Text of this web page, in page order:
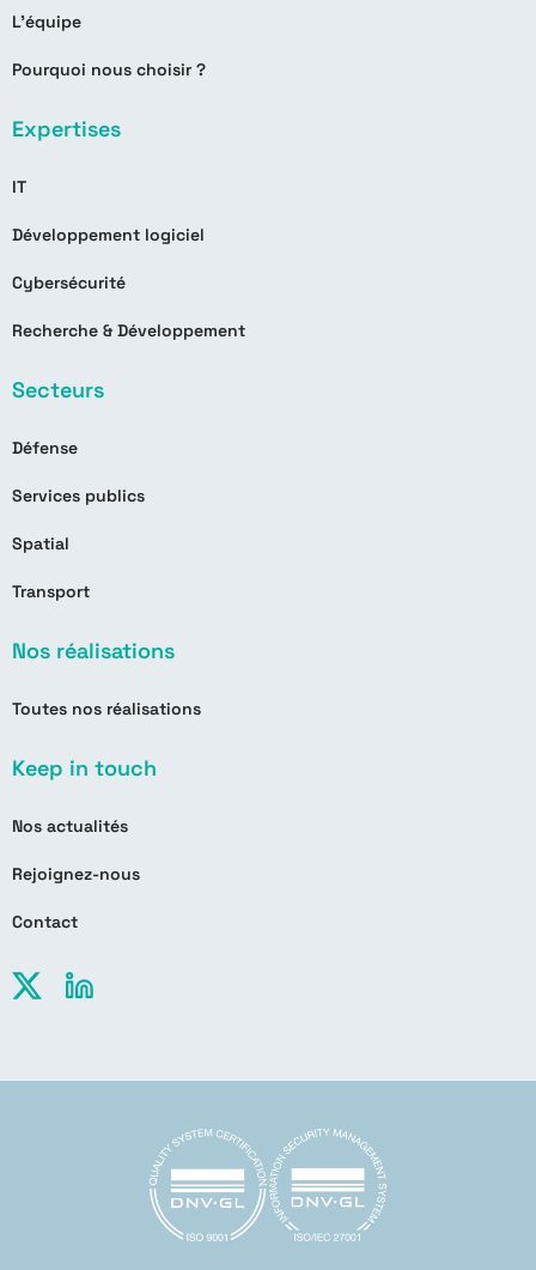
L’équipe
Pourquoi nous choisir ?
Expertises
IT
Développement logiciel
Cybersécurité
Recherche & Développement
Secteurs
Défense
Services publics
Spatial
Transport
Nos réalisations
Toutes nos réalisations
Keep in touch
Nos actualités
Rejoignez-nous
Contact
X